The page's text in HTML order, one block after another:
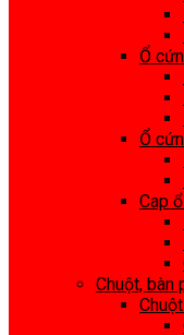
Ổ
Ổ
Cap
Chuột, bàn